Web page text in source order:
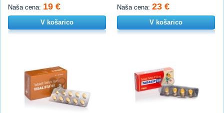
Naša cena: 19 €
V košarico
Naša cena: 23 €
V košarico